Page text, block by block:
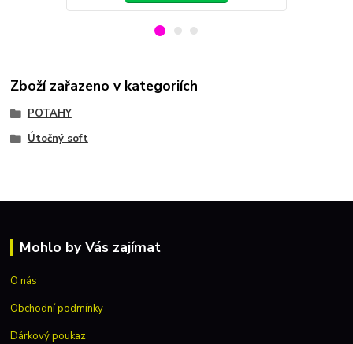
Zboží zařazeno v kategoriích
POTAHY
Útočný soft
Mohlo by Vás zajímat
O nás
Obchodní podmínky
Dárkový poukaz